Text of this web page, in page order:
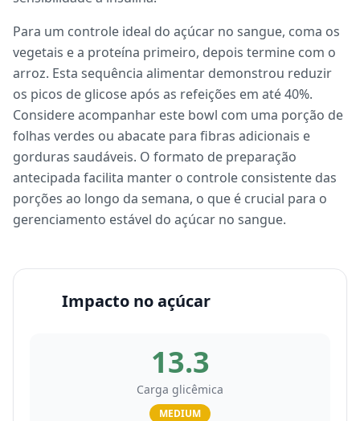
Para um controle ideal do açúcar no sangue, coma os
vegetais e a proteína primeiro, depois termine com o
arroz. Esta sequência alimentar demonstrou reduzir
os picos de glicose após as refeições em até 40%.
Considere acompanhar este bowl com uma porção de
folhas verdes ou abacate para fibras adicionais e
gorduras saudáveis. O formato de preparação
antecipada facilita manter o controle consistente das
porções ao longo da semana, o que é crucial para o
gerenciamento estável do açúcar no sangue.
Impacto no açúcar
13.3
Carga glicêmica
MEDIUM